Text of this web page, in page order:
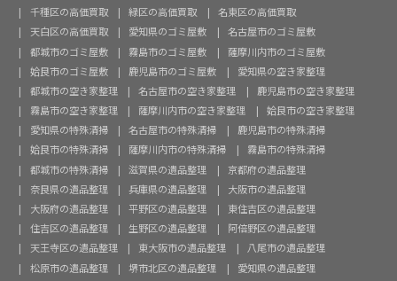
千種区の高価買取
緑区の高価買取
名東区の高価買取
天白区の高価買取
愛知県のゴミ屋敷
名古屋市のゴミ屋敷
都城市のゴミ屋敷
霧島市のゴミ屋敷
薩摩川内市のゴミ屋敷
姶良市のゴミ屋敷
鹿児島市のゴミ屋敷
愛知県の空き家整理
都城市の空き家整理
名古屋市の空き家整理
鹿児島市の空き家整理
霧島市の空き家整理
薩摩川内市の空き家整理
姶良市の空き家整理
愛知県の特殊清掃
名古屋市の特殊清掃
鹿児島市の特殊清掃
姶良市の特殊清掃
薩摩川内市の特殊清掃
霧島市の特殊清掃
都城市の特殊清掃
滋賀県の遺品整理
京都府の遺品整理
奈良県の遺品整理
兵庫県の遺品整理
大阪市の遺品整理
大阪府の遺品整理
平野区の遺品整理
東住吉区の遺品整理
住吉区の遺品整理
生野区の遺品整理
阿倍野区の遺品整理
天王寺区の遺品整理
東大阪市の遺品整理
八尾市の遺品整理
松原市の遺品整理
堺市北区の遺品整理
愛知県の遺品整理